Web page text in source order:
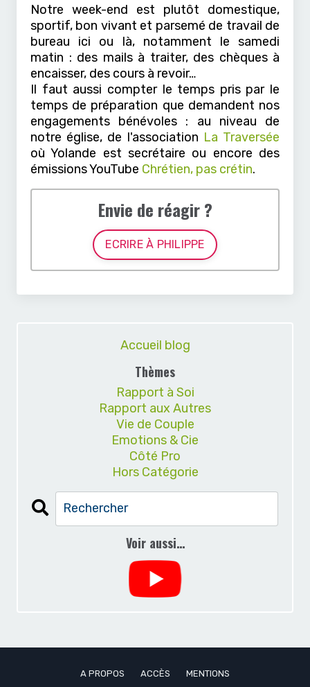
Notre week-end est plutôt domestique,
sportif, bon vivant et parsemé de travail de
bureau ici ou là, notamment le samedi
matin : des mails à traiter, des chèques à
encaisser, des cours à revoir…
Il faut aussi compter le temps pris par le
temps de préparation que demandent nos
engagements bénévoles : au niveau de
notre église, de l'association La Traversée
où Yolande est secrétaire ou encore des
émissions YouTube Chrétien, pas crétin.
Envie de réagir ?
ECRIRE À PHILIPPE
Accueil blog
Thèmes
Rapport à Soi
Rapport aux Autres
Vie de Couple
Emotions & Cie
Côté Pro
Hors Catégorie
Voir aussi…
A PROPOS ACCÈS MENTIONS